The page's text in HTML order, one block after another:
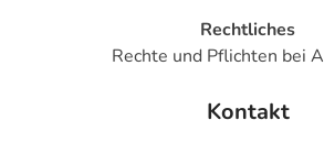
Rechtliches
Rechte und Pflichten bei
Kontakt